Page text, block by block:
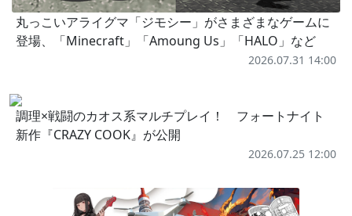
丸っこいアライグマ「ジモシー」がさまざまなゲームに
登場、「Minecraft」「Amoung Us」「HALO」など
2026.07.31 14:00
調理×戦闘のカオス系マルチプレイ！ フォートナイト
新作『CRAZY COOK』が公開
2026.07.25 12:00